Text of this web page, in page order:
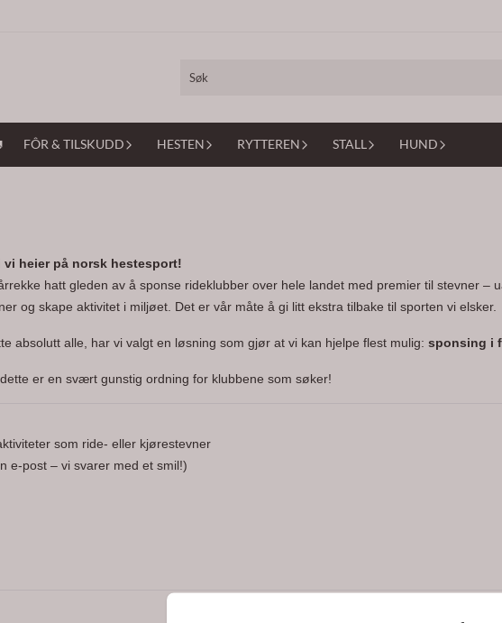
FÔR & TILSKUDD HESTEN RYTTEREN STALL HUND
heier på norsk hestesport!
hatt gleden av å sponse rideklubber over hele landet med premier til stevner
og skape aktivitet i miljøet. Det er vår måte å gi litt ekstra tilbake til sporten vi elsker.
absolutt alle, har vi valgt en løsning som gjør at vi kan hjelpe flest mulig: sponsing i
er en svært gunstig ordning for klubbene som søker!
som ride- eller kjørestevner
e-post – vi svarer med et smil!)